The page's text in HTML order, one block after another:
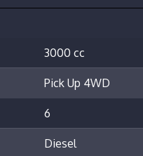
3000 cc
Pick Up 4WD
6
Diesel